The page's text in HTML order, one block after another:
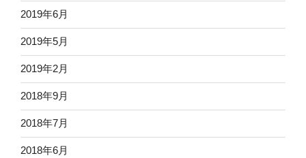
2019年6月
2019年5月
2019年2月
2018年9月
2018年7月
2018年6月